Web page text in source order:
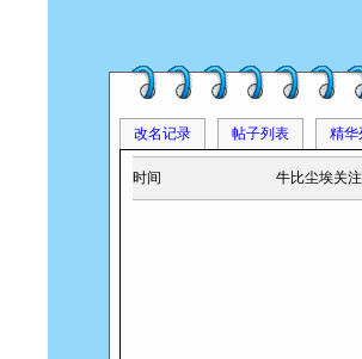
改名记录 帖子列表 精华
时间 牛比尘埃关